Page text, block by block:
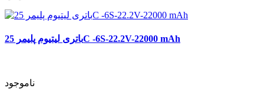
باتری لیتیوم پلیمر 25C -6S-22.2V-22000 mAh
ناموجود